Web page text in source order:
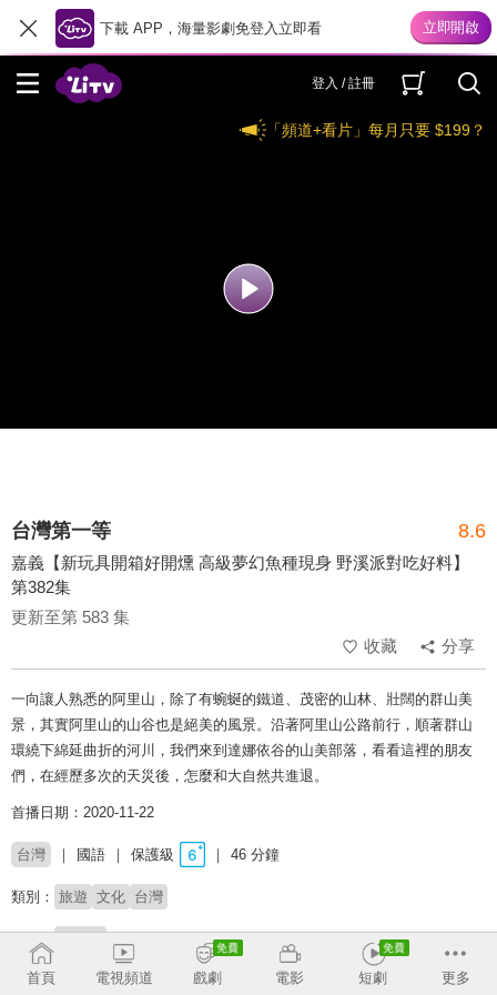
下載 APP，海量影劇免登入立即看
登入 / 註冊
「頻道+看片」每月只要 $199？
台灣第一等 8.6
嘉義【新玩具開箱好開燻 高級夢幻魚種現身 野溪派對吃好料】
第382集
更新至第 583 集
收藏
分享
一向讓人熟悉的阿里山，除了有蜿蜒的鐵道、茂密的山林、壯闊的群山美
景，其實阿里山的山谷也是絕美的風景。沿著阿里山公路前行，順著群山
環繞下綿延曲折的河川，我們來到達娜依谷的山美部落，看看這裡的朋友
們，在經歷多次的天災後，怎麼和大自然共進退。
首播日期：2020-11-22
台灣 國語 保護級 46 分鐘
類別： 旅遊 文化 台灣
主持：
# 美食探索 # 玩台灣# 旅遊實境# 金鐘獎 # 完整版 # 上山下海 # 吃喝玩樂
首頁 電視頻道 戲劇 電影 短劇 更多